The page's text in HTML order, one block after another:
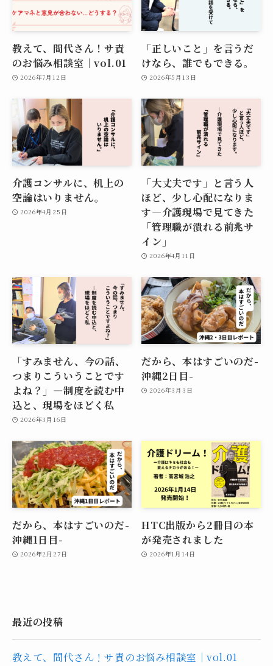
教えて、間代さん！サ責
のお悩み相談室｜vol.01
2026年7月12日
「正しいこと」を言うだ
けなら、誰でもできる。
2026年5月13日
介護コンサルに、机上の
空論はいりません。
2026年4月25日
「大丈夫です」と言う人
ほど、少し心配になりま
す―介護現場で見てきた
「管理職が潰れる前兆サ
イン」
2026年4月11日
「すみません、今の話、
つまりこういうことです
よね？」―制度を読む中
込と、現場をほどく私
2026年3月16日
だから、本はすごいのだ-
沖縄2日目-
2026年3月3日
だから、本はすごいのだ-
沖縄1日目-
2026年2月27日
HTC出版から2冊目の本
が発売されました
2026年1月14日
最近の投稿
教えて、間代さん！サ責のお悩み相談室｜vol.01